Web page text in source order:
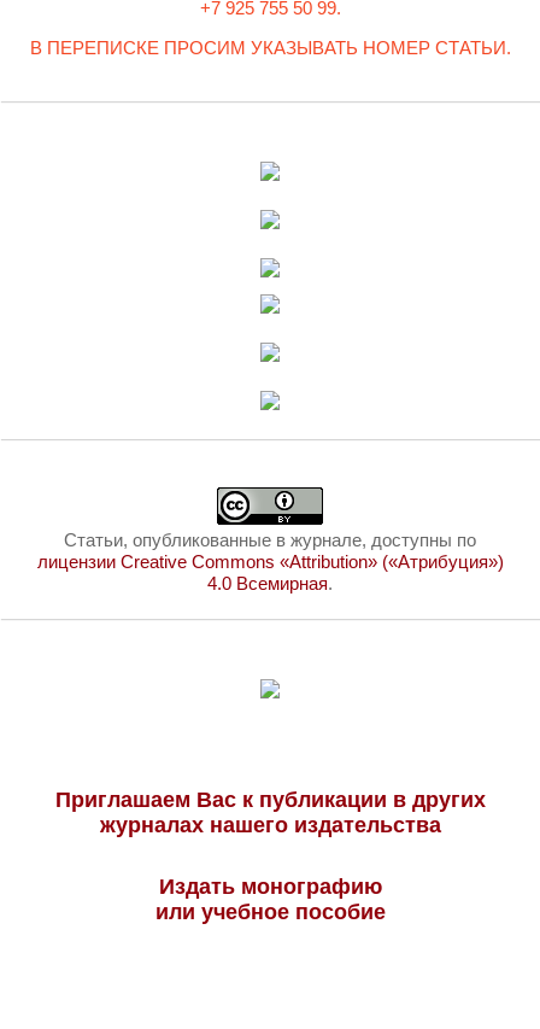
+7 925 755 50 99.
В ПЕРЕПИСКЕ ПРОСИМ УКАЗЫВАТЬ НОМЕР СТАТЬИ.
Статьи, опубликованные в журнале, доступны по
лицензии Creative Commons «Attribution» («Атрибуция»)
4.0 Всемирная.
Приглашаем Вас к публикации в других
журналах нашего издательства
Издать монографию
или учебное пособие